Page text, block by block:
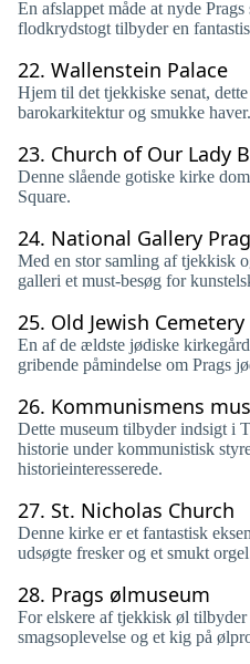
En afslappet måde at nyde
flodkrydstogt tilbyder en
22. Wallenstein Palace
Hjem til det tjekkiske senat,
barokarkitektur og smukke haver.
23. Church of Our Lady
Denne slående gotiske kirke
Square.
24. National Gallery
Med en stor samling af tjekkisk
galleri et must-besøg for
25. Old Jewish Cemetery
En af de ældste jødiske
gribende påmindelse om Prags
26. Kommunismens
Dette museum tilbyder indsigt i
historie under kommunistisk
historieinteresserede.
27. St. Nicholas Church
Denne kirke er et fantastisk
udsøgte fresker og et smukt
28. Prags ølmuseum
For elskere af tjekkisk øl tilbyder
smagsoplevelse og et kig på